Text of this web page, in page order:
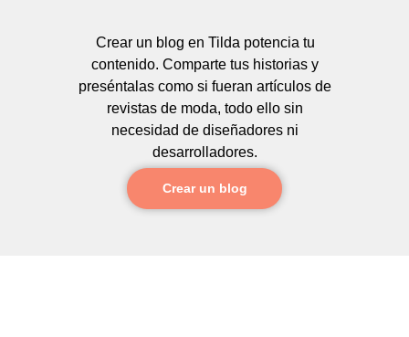
Crear un blog en Tilda potencia tu
contenido. Comparte tus historias y
preséntalas como si fueran artículos de
revistas de moda, todo ello sin
necesidad de diseñadores ni
desarrolladores.
Crear un blog